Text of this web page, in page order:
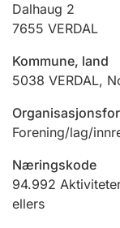
Jeger
Betaling og
Dalhaug 2
7655 VERDAL
Kommune, land
5038 VERDAL,
Forening/lag/
Næringskode
94.992
ellers